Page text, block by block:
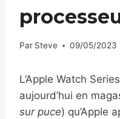
Par Steve 09/05/2023
L’Apple Watch
aujourd’hui en
sur puce) qu’Apple